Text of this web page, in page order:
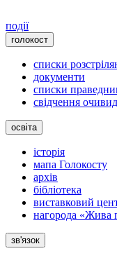
події
голокост
списки
документи
списки
свідчення
освіта
історія
мапа Голокосту
архів
бібліотека
виставковий
нагорода «Жива
зв'язок